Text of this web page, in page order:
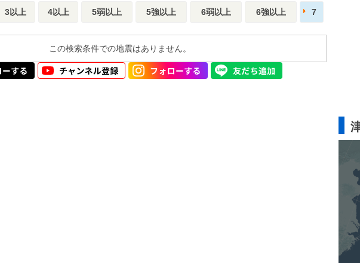
3以上 4以上 5弱以上 5強以上 6弱以上 6強以上 7
この検索条件での地震はありません。